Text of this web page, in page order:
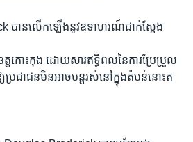
បានលើកឡើងនូវឧទាហរណ៍ជាក់ស្តែង
េត្តកោះកុង ដោយសារឥទ្ធិពលនៃការប្រែប្រួល
យប្រជាជនមិនអាចបន្តរស់នៅក្នុងតំបន់នោះត